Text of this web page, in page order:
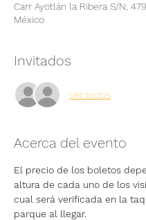
Carr Ayotlán la Ribera S/N,
México
Invitados
Ver todos
Acerca del evento
El precio de los boletos
altura de cada uno de los
cual será verificada en la
parque al llegar.